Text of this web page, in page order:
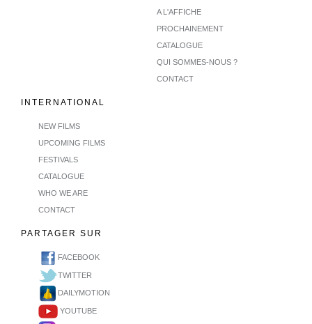
A L'AFFICHE
PROCHAINEMENT
CATALOGUE
QUI SOMMES-NOUS ?
CONTACT
INTERNATIONAL
NEW FILMS
UPCOMING FILMS
FESTIVALS
CATALOGUE
WHO WE ARE
CONTACT
PARTAGER SUR
FACEBOOK
TWITTER
DAILYMOTION
YOUTUBE